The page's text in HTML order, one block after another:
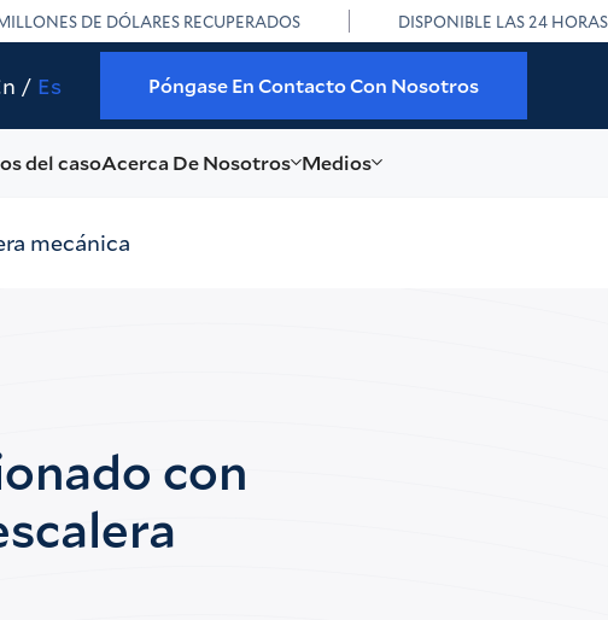
DE DÓLARES RECUPERADOS DISPONIBLE LAS 24 HORAS
Es Póngase En Contacto Con Nosotros
del casoAcerca De Nosotros Medios
mecánica
con